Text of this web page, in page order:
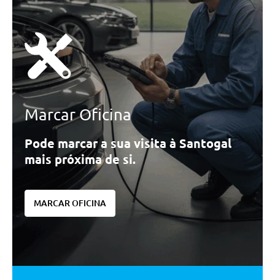
Marcar Oficina
Pode marcar a sua visita à Santogal
mais próxima de si.
MARCAR OFICINA